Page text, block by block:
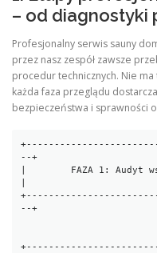
– od diagnostyki
Profesjonalny serwis sauny
przez nasz zespół zawsze
procedur technicznych. Nie
każda faza przeglądu
bezpieczeństwa i sprawności
--+
|        FAZA 1: Audyt
--+